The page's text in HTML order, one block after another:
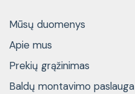
Mūsų duomenys
Apie mus
Prekių grąžinimas
Baldų montavimo paslauga